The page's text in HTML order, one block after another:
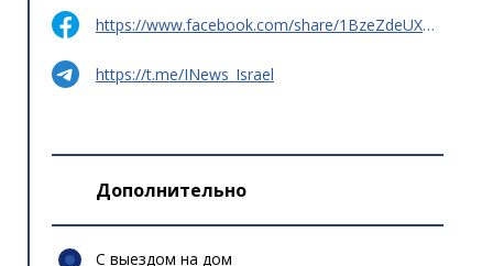
https://www.facebook.com/share/1BzeZdeUXD/?mibextid=wwXIfr
https://t.me/INews_Israel
Дополнительно
С выездом на дом